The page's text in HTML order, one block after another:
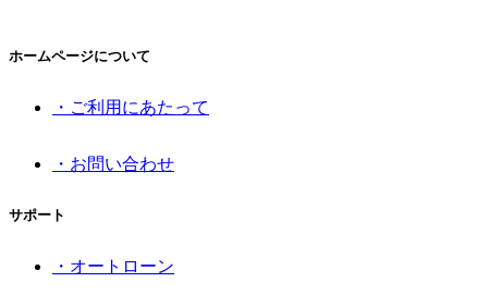
ホームページについて
・ご利用にあたって
・お問い合わせ
サポート
・オートローン